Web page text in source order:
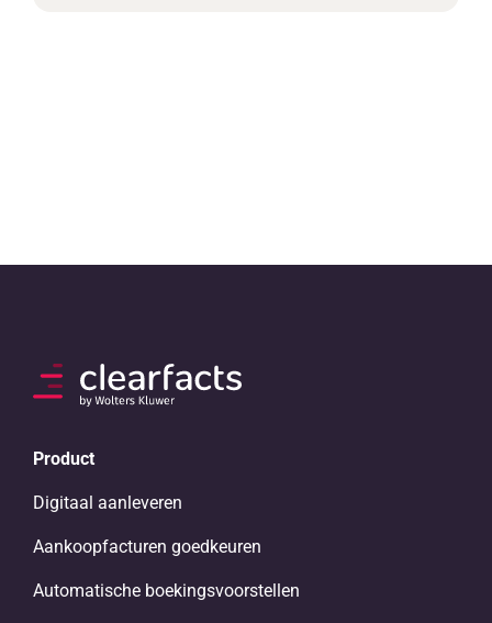
Product
Digitaal aanleveren
Aankoopfacturen goedkeuren
Automatische boekingsvoorstellen